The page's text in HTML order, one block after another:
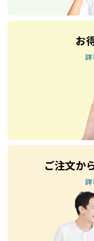
お
詳
ご注文か
詳